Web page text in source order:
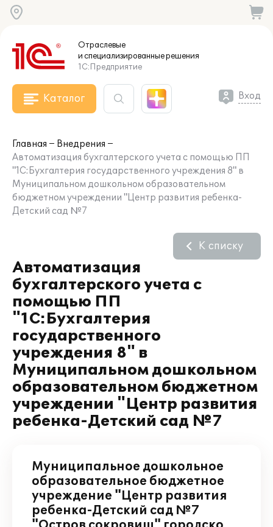
Отраслевые
и специализированныерешения
1С:Предприятие
Каталог Вход
Главная
Внедрения
Автоматизация бухгалтерского учета с помощью ПП
"1С:Бухгалтерия государственного учреждения 8" в
Муниципальном дошкольном образовательном
бюджетном учреждении "Центр развития ребенка-
Детский сад №7
Автоматизация
бухгалтерского учета с
помощью ПП
"1С:Бухгалтерия
государственного
учреждения 8" в
Муниципальном дошкольном
образовательном бюджетном
учреждении "Центр развития
ребенка-Детский сад №7
К списку
Муниципальное дошкольное
образовательное бюджетное
учреждение "Центр развития
ребенка-Детский сад №7